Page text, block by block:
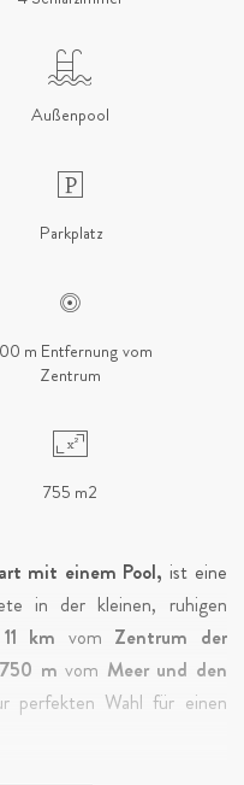
Außenpool
Parkplatz
m Entfernung vom
Zentrum
755 m2
mit einem Pool, ist eine
in der kleinen, ruhigen
11 km vom Zentrum der
750 m vom Meer und den
perfekten Wahl für einen